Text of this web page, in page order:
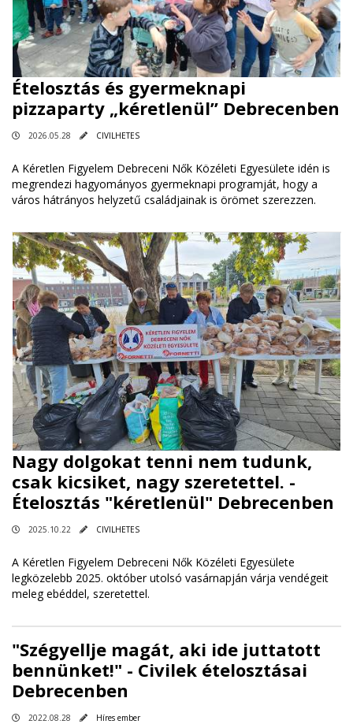
Ételosztás és gyermeknapi
pizzaparty „kéretlenül” Debrecenben
2026.05.28 CIVILHETES
A Kéretlen Figyelem Debreceni Nők Közéleti Egyesülete idén is
megrendezi hagyományos gyermeknapi programját, hogy a
város hátrányos helyzetű családjainak is örömet szerezzen.
Nagy dolgokat tenni nem tudunk,
csak kicsiket, nagy szeretettel. -
Ételosztás "kéretlenül" Debrecenben
2025.10.22 CIVILHETES
A Kéretlen Figyelem Debreceni Nők Közéleti Egyesülete
legközelebb 2025. október utolsó vasárnapján várja vendégeit
meleg ebéddel, szeretettel.
"Szégyellje magát, aki ide juttatott
bennünket!" - Civilek ételosztásai
Debrecenben
2022.08.28 Híres ember